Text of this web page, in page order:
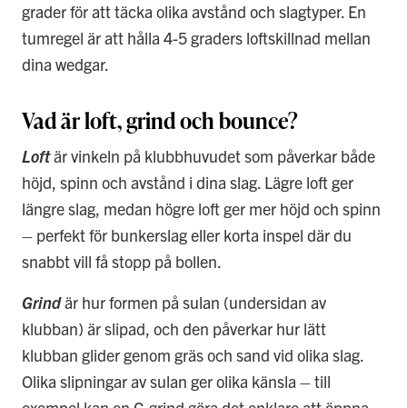
grader för att täcka olika avstånd och slagtyper. En
tumregel är att hålla 4-5 graders loftskillnad mellan
dina wedgar.
Vad är loft, grind och bounce?
Loftär vinkeln på klubbhuvudet som påverkar både
höjd, spinn och avstånd i dina slag. Lägre loft ger
längre slag, medan högre loft ger mer höjd och spinn
– perfekt för bunkerslag eller korta inspel där du
snabbt vill få stopp på bollen.
Grindär hur formen på sulan (undersidan av
klubban) är slipad, och den påverkar hur lätt
klubban glider genom gräs och sand vid olika slag.
Olika slipningar av sulan ger olika känsla – till